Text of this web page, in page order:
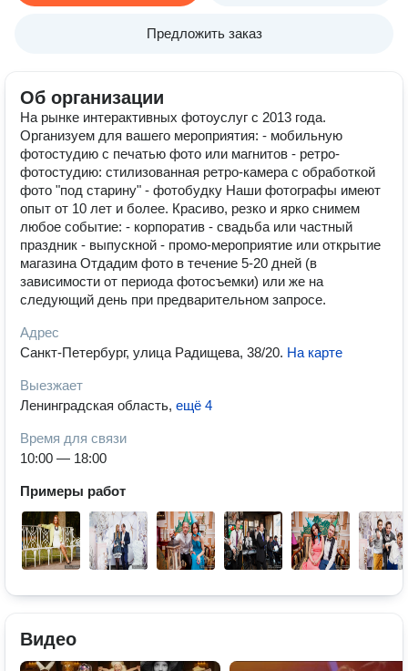
Предложить заказ
Об организации
На рынке интерактивных фотоуслуг с 2013 года.
Организуем для вашего мероприятия: - мобильную
фотостудию с печатью фото или магнитов - ретро-
фотостудию: стилизованная ретро-камера с обработкой
фото "под старину" - фотобудку Наши фотографы имеют
опыт от 10 лет и более. Красиво, резко и ярко снимем
любое событие: - корпоратив - свадьба или частный
праздник - выпускной - промо-мероприятие или открытие
магазина Отдадим фото в течение 5-20 дней (в
зависимости от периода фотосъемки) или же на
следующий день при предварительном запросе.
Адрес
Санкт-Петербург, улица Радищева, 38/20. На карте
Выезжает
Ленинградская область, ещё 4
Время для связи
10:00 — 18:00
Примеры работ
Видео